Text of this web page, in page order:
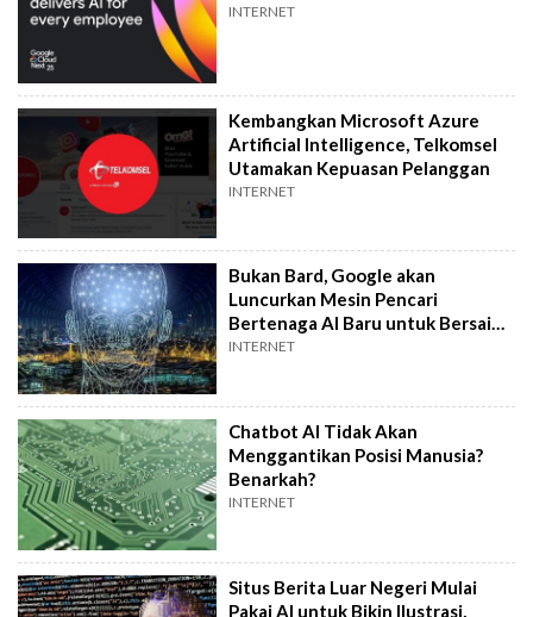
INTERNET
Kembangkan Microsoft Azure
Artificial Intelligence, Telkomsel
Utamakan Kepuasan Pelanggan
INTERNET
Bukan Bard, Google akan
Luncurkan Mesin Pencari
Bertenaga AI Baru untuk Bersaing
dengan Microsoft Bing
INTERNET
Chatbot AI Tidak Akan
Menggantikan Posisi Manusia?
Benarkah?
INTERNET
Situs Berita Luar Negeri Mulai
Pakai AI untuk Bikin Ilustrasi,